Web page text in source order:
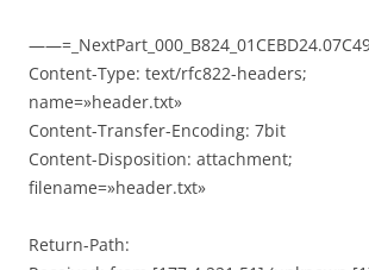
Content-Type: text/rfc822-headers;
name=»header.txt»
Content-Transfer-Encoding: 7bit
Content-Disposition: attachment;
filename=»header.txt»
Return-Path: